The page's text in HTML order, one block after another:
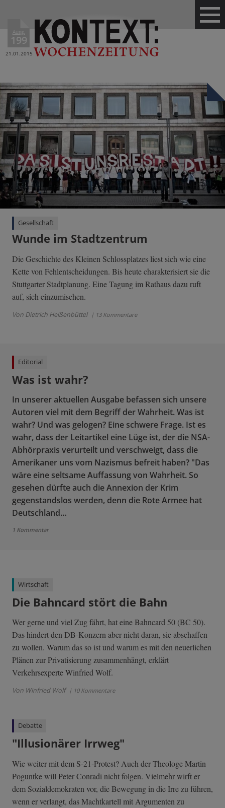
Ausg.
199
21.01.2015
Gesellschaft
Wunde im Stadtzentrum
Die Geschichte des Kleinen Schlossplatzes liest sich wie eine
Kette von Fehlentscheidungen. Bis heute charakterisiert sie die
Stuttgarter Stadtplanung. Eine Tagung im Rathaus dazu ruft
auf, sich einzumischen.
Von Dietrich Heißenbüttel | 13 Kommentare
Editorial
Was ist wahr?
In unserer aktuellen Ausgabe befassen sich unsere
Autoren viel mit dem Begriff der Wahrheit. Was ist
wahr? Und was gelogen? Eine schwere Frage. Ist es
wahr, dass der Leitartikel eine Lüge ist, der die NSA-
Abhörpraxis verurteilt und verschweigt, dass die
Amerikaner uns vom Nazismus befreit haben? "Das
wäre eine seltsame Auffassung von Wahrheit. So
gesehen dürfte auch die Annexion der Krim
gegenstandslos werden, denn die Rote Armee hat
Deutschland…
1 Kommentar
Wirtschaft
Die Bahncard stört die Bahn
Wer gerne und viel Zug fährt, hat eine Bahncard 50 (BC 50).
Das hindert den DB-Konzern aber nicht daran, sie abschaffen
zu wollen. Warum das so ist und warum es mit den neuerlichen
Plänen zur Privatisierung zusammenhängt, erklärt
Verkehrsexperte Winfried Wolf.
Von Winfried Wolf | 10 Kommentare
Debatte
"Illusionärer Irrweg"
Wie weiter mit dem S-21-Protest? Auch der Theologe Martin
Poguntke will Peter Conradi nicht folgen. Vielmehr wirft er
dem Sozialdemokraten vor, die Bewegung in die Irre zu führen,
wenn er verlangt, das Machtkartell mit Argumenten zu